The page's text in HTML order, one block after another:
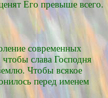
Его превыше всего.
современных
слава Господня
Чтобы всякое
перед именем